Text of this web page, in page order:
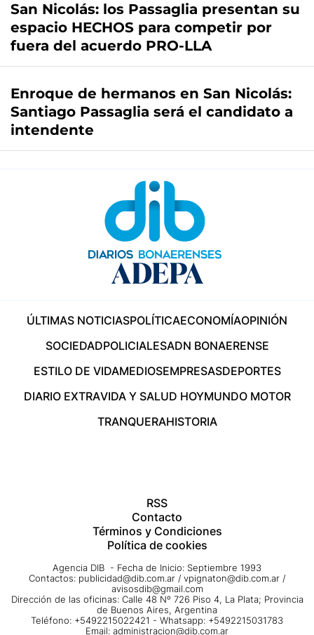
San Nicolás: los Passaglia presentan su
espacio HECHOS para competir por
fuera del acuerdo PRO-LLA
Enroque de hermanos en San Nicolás:
Santiago Passaglia será el candidato a
intendente
ÚLTIMAS NOTICIASPOLÍTICAECONOMÍAOPINIÓN
SOCIEDADPOLICIALESADN BONAERENSE
ESTILO DE VIDAMEDIOSEMPRESASDEPORTES
DIARIO EXTRAVIDA Y SALUD HOYMUNDO MOTOR
TRANQUERAHISTORIA
RSS
Contacto
Términos y Condiciones
Política de cookies
Agencia DIB - Fecha de Inicio: Septiembre 1993
Contactos: publicidad@dib.com.ar / vpignaton@dib.com.ar /
avisosdib@gmail.com
Dirección de las oficinas: Calle 48 Nº 726 Piso 4, La Plata; Provincia
de Buenos Aires, Argentina
Teléfono: +5492215022421 - Whatsapp: +5492215031783
Email: administracion@dib.com.ar